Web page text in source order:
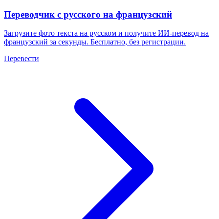
Переводчик с русского на французский
Загрузите фото текста на русском и получите ИИ-перевод на
французский за секунды. Бесплатно, без регистрации.
Перевести